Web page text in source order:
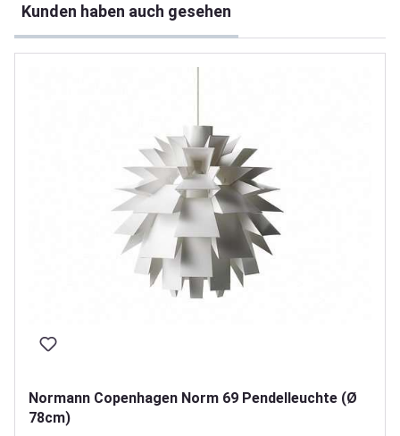
Kunden haben auch gesehen
Normann Copenhagen Norm 69 Pendelleuchte (Ø
78cm)